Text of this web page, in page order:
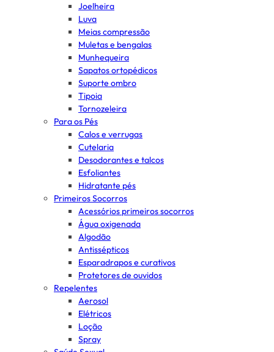
Joelheira
Luva
Meias compressão
Muletas e bengalas
Munhequeira
Sapatos ortopédicos
Suporte ombro
Tipoia
Tornozeleira
Para os Pés
Calos e verrugas
Cutelaria
Desodorantes e talcos
Esfoliantes
Hidratante pés
Primeiros Socorros
Acessórios primeiros socorros
Água oxigenada
Algodão
Antissépticos
Esparadrapos e curativos
Protetores de ouvidos
Repelentes
Aerosol
Elétricos
Loção
Spray